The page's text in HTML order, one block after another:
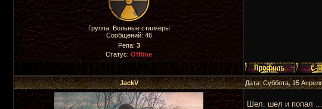
Группа: Вольные сталкеры
Сообщений: 46
Репа: 3
Статус: Offline
JackV Дата: Суббота, 15
Шел. шел и попал ...